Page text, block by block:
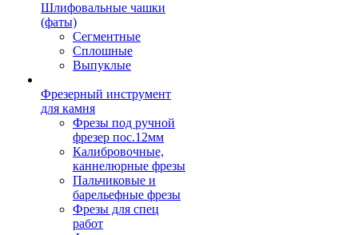
Шлифовальные чашки
(фаты)
Сегментные
Сплошные
Выпуклые
Фрезерный инструмент
для камня
Фрезы под ручной
фрезер пос.12мм
Калибровочные,
каннелюрные фрезы
Пальчиковые и
барельефные фрезы
Фрезы для спец
работ